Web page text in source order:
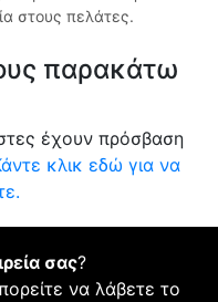
στους πελάτες.
παρακάτω
έχουν πρόσβαση
κλικ εδώ για να
σας?
να λάβετε το